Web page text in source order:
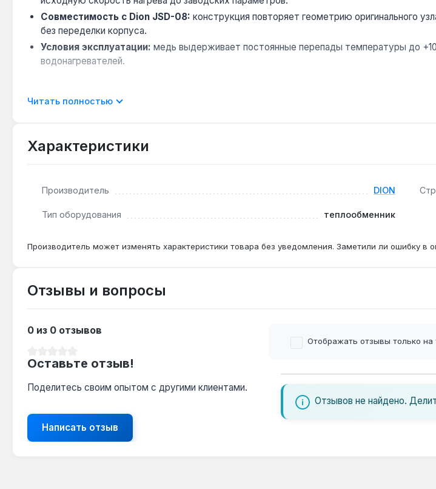
Совместимость с Dion JSD-08: конструкция повторяет геометрию оригинального
без переделки корпуса.
Условия эксплуатации: медь выдерживает постоянные перепады температуры до
водонагревателей.
теплообменнике. Производство — Китай. Гарантия 1 год, доставка по Украине.
Подходит ли для колонки Dion JSD-08 других годов выпуска?
При использовании воды жёсткостью до 7 °dH — раз в 5-7 лет, при жёсткой воде —
Читать полностью
Характеристики
Производитель DION
Тип оборудования теплообменник
Производитель может изменять характеристики товара без уведомления. Заметили ли ошибку
Отзывы и вопросы
0 из 0 отзывов
Оставьте отзыв!
Поделитесь своим опытом с другими клиентами.
Написать отзыв
Отображать отзывы только на
Отзывов не найдено.